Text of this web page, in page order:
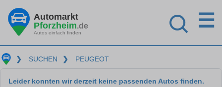
Automarkt
Pforzheim.de
Autos einfach finden
☰
❯ SUCHEN ❯ PEUGEOT
Leider konnten wir derzeit keine passenden Autos finden.